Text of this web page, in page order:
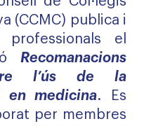
(CCMC) publica i
el
Recomanacions
l’ús de la
en medicina. Es
per membres